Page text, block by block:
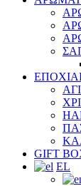
GIFT
EL